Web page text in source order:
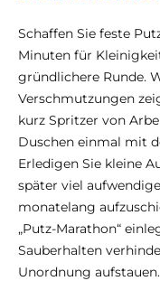
Schaffen Sie feste
Minuten für
gründlichere Runde.
Verschmutzungen
kurz Spritzer von
Duschen einmal mit
Erledigen Sie kleine
später viel
monatelang
„Putz-Marathon“
Sauberhalten
Unordnung aufstauen.